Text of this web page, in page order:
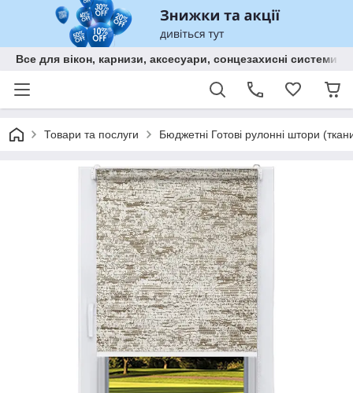
Все для вікон, карнизи, аксесуари, сонцезахисні
Товари та послуги Бюджетні Готові рулонні штори